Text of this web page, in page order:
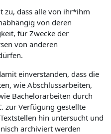
zu, dass alle von ihr*ihm
von deren
für Zwecke der
von anderen
einverstanden, dass die
wie Abschlussarbeiten,
Bachelorarbeiten durch
zur Verfügung gestellte
hin untersucht und
archiviert werden